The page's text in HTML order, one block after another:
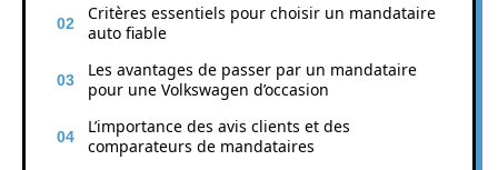
Critères essentiels pour choisir un mandataire
auto fiable
Les avantages de passer par un mandataire
pour une Volkswagen d’occasion
L’importance des avis clients et des
comparateurs de mandataires